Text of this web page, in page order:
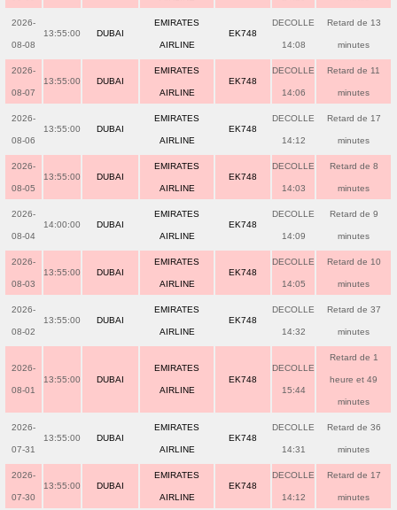
2026-
08-08
13:55:00 DUBAI
EMIRATES
AIRLINE
EK748
DECOLLE
14:08
Retard de 13
minutes
2026-
08-07
13:55:00 DUBAI
EMIRATES
AIRLINE
EK748
DECOLLE
14:06
Retard de 11
minutes
2026-
08-06
13:55:00 DUBAI
EMIRATES
AIRLINE
EK748
DECOLLE
14:12
Retard de 17
minutes
2026-
08-05
13:55:00 DUBAI
EMIRATES
AIRLINE
EK748
DECOLLE
14:03
Retard de 8
minutes
2026-
08-04
14:00:00 DUBAI
EMIRATES
AIRLINE
EK748
DECOLLE
14:09
Retard de 9
minutes
2026-
08-03
13:55:00 DUBAI
EMIRATES
AIRLINE
EK748
DECOLLE
14:05
Retard de 10
minutes
2026-
08-02
13:55:00 DUBAI
EMIRATES
AIRLINE
EK748
DECOLLE
14:32
Retard de 37
minutes
2026-
08-01
13:55:00 DUBAI
EMIRATES
AIRLINE
EK748
DECOLLE
15:44
Retard de 1
heure et 49
minutes
2026-
07-31
13:55:00 DUBAI
EMIRATES
AIRLINE
EK748
DECOLLE
14:31
Retard de 36
minutes
2026-
07-30
13:55:00 DUBAI
EMIRATES
AIRLINE
EK748
DECOLLE
14:12
Retard de 17
minutes